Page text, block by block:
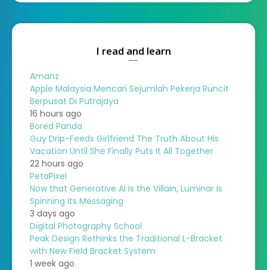
I read and learn
Amanz
Apple Malaysia Mencari Sejumlah Pekerja Runcit
Berpusat Di Putrajaya
16 hours ago
Bored Panda
Guy Drip-Feeds Girlfriend The Truth About His
Vacation Until She Finally Puts It All Together
22 hours ago
PetaPixel
Now that Generative AI Is the Villain, Luminar Is
Spinning Its Messaging
3 days ago
Digital Photography School
Peak Design Rethinks the Traditional L-Bracket
with New Field Bracket System
1 week ago